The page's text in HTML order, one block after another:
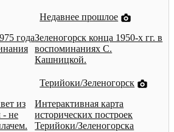
года
Недавнее прошлое
Зеленогорск конца 1950-х гг. в
воспоминаниях С.
Кашницкой.
из
- не
Терийоки/Зеленогорск
Интерактивная карта
исторических построек
Терийоки/Зеленогорска